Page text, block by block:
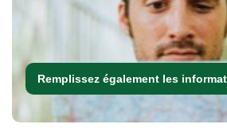
Remplissez également les